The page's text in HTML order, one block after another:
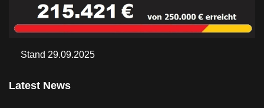
Stand 29.09.2025
Latest News